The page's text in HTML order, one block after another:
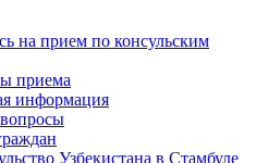
на прием по консульским
приема
информация
Узбекистана в Стамбуле